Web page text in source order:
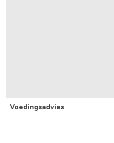
Voedingsadvies